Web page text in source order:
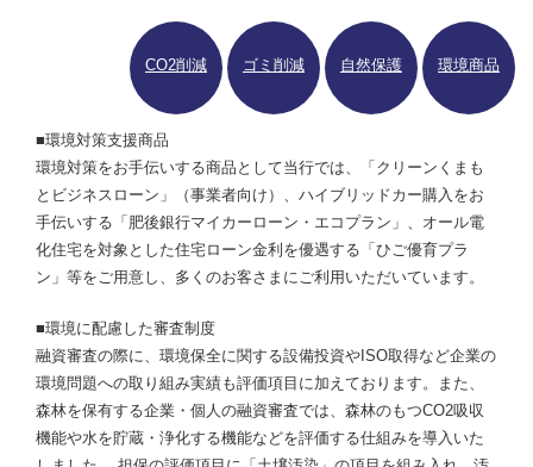
CO2削減 ゴミ削減 自然保護 環境商品
■環境対策支援商品
環境対策をお手伝いする商品として当行では、「クリーンくまも
とビジネスローン」（事業者向け）、ハイブリッドカー購入をお
手伝いする「肥後銀行マイカーローン・エコプラン」、オール電
化住宅を対象とした住宅ローン金利を優遇する「ひご優育プラ
ン」等をご用意し、多くのお客さまにご利用いただいています。
■環境に配慮した審査制度
融資審査の際に、環境保全に関する設備投資やISO取得など企業の
環境問題への取り組み実績も評価項目に加えております。また、
森林を保有する企業・個人の融資審査では、森林のもつCO2吸収
機能や水を貯蔵・浄化する機能などを評価する仕組みを導入いた